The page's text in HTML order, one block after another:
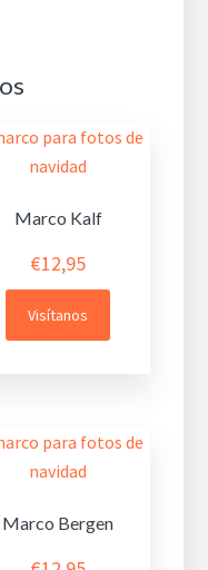
Marco Kalf
€12,95
Visítanos
Marco Bergen